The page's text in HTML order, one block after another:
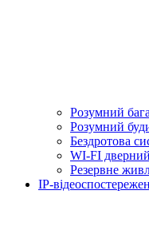
Розумний
Розумний
Бездротова
WI-FI
Резервне
IP-